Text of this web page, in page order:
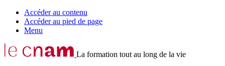
Accéder au contenu
Accéder au pied de page
Menu
La formation tout au long de la vie